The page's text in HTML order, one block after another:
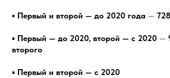
▪️ Первый и второй — до 2020 года —
▪️ Первый — до 2020, второй — с 2020 —
второго
▪️ Первый и второй — с 2020